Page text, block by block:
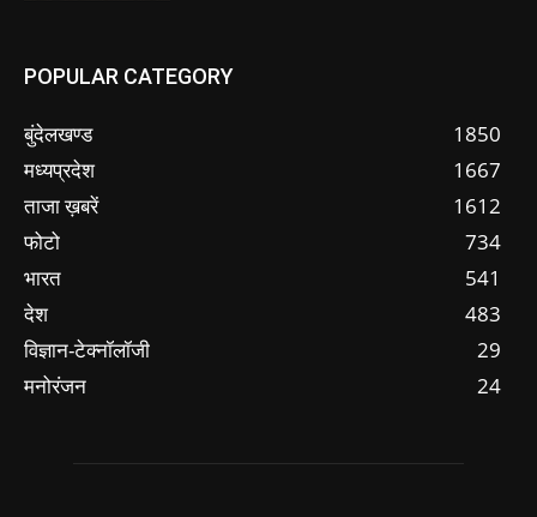
POPULAR CATEGORY
बुंदेलखण्ड
1850
मध्यप्रदेश
1667
ताजा ख़बरें
1612
फोटो
734
भारत
541
देश
483
विज्ञान-टेक्नॉलॉजी
29
मनोरंजन
24